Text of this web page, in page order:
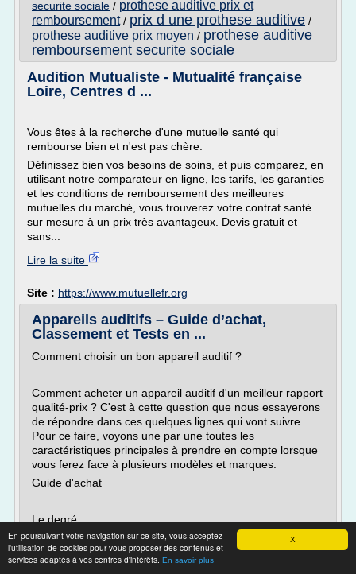
X
En poursuivant votre navigation sur ce site, vous acceptez
l'utilisation de cookies pour vous proposer des contenus et
services adaptés à vos centres d'intérêts. En savoir plus
securite sociale / prothese auditive prix et
remboursement/ prix d une prothese auditive /
prothese auditive prix moyen / prothese auditive
remboursement securite sociale
Audition Mutualiste - Mutualité française
Loire, Centres d ...
Vous êtes à la recherche d'une mutuelle santé qui
rembourse bien et n'est pas chère.
Définissez bien vos besoins de soins, et puis comparez, en
utilisant notre comparateur en ligne, les tarifs, les garanties
et les conditions de remboursement des meilleures
mutuelles du marché, vous trouverez votre contrat santé
sur mesure à un prix très avantageux. Devis gratuit et
sans...
Lire la suite
Site : https://www.mutuellefr.org
Appareils auditifs – Guide d’achat,
Classement et Tests en ...
Comment choisir un bon appareil auditif ?
Comment acheter un appareil auditif d'un meilleur rapport
qualité-prix ? C'est à cette question que nous essayerons
de répondre dans ces quelques lignes qui vont suivre.
Pour ce faire, voyons une par une toutes les
caractéristiques principales à prendre en compte lorsque
vous ferez face à plusieurs modèles et marques.
Guide d'achat
Le degré...
Lire la suite